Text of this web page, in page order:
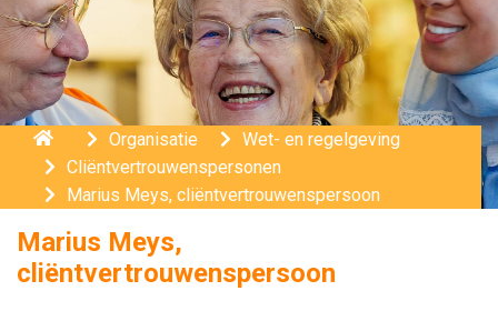
Home Organisatie
Wet- en regelgeving
Cliëntvertrouwenspersonen
Marius Meys, cliëntvertrouwenspersoon
Marius Meys,
cliëntvertrouwenspersoon